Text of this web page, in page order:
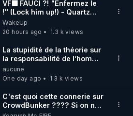
SUR ODYSEE
sont aussi sur la
PRÉSENTIEL
VF🟩 FAUCI ?! "Enfermez le
!" (Lock him up!) - Quartz
Traduction
WakeUp
20 hours ago
1.3 k views
La stupidité de la théorie sur
la responsabilité de l’homme
concernant le dioxyde de
carbone.
aucune
One day ago
1.3 k views
C'est quoi cette connerie sur
CrowdBunker ???? Si on ne
peut plus publier, c'est un